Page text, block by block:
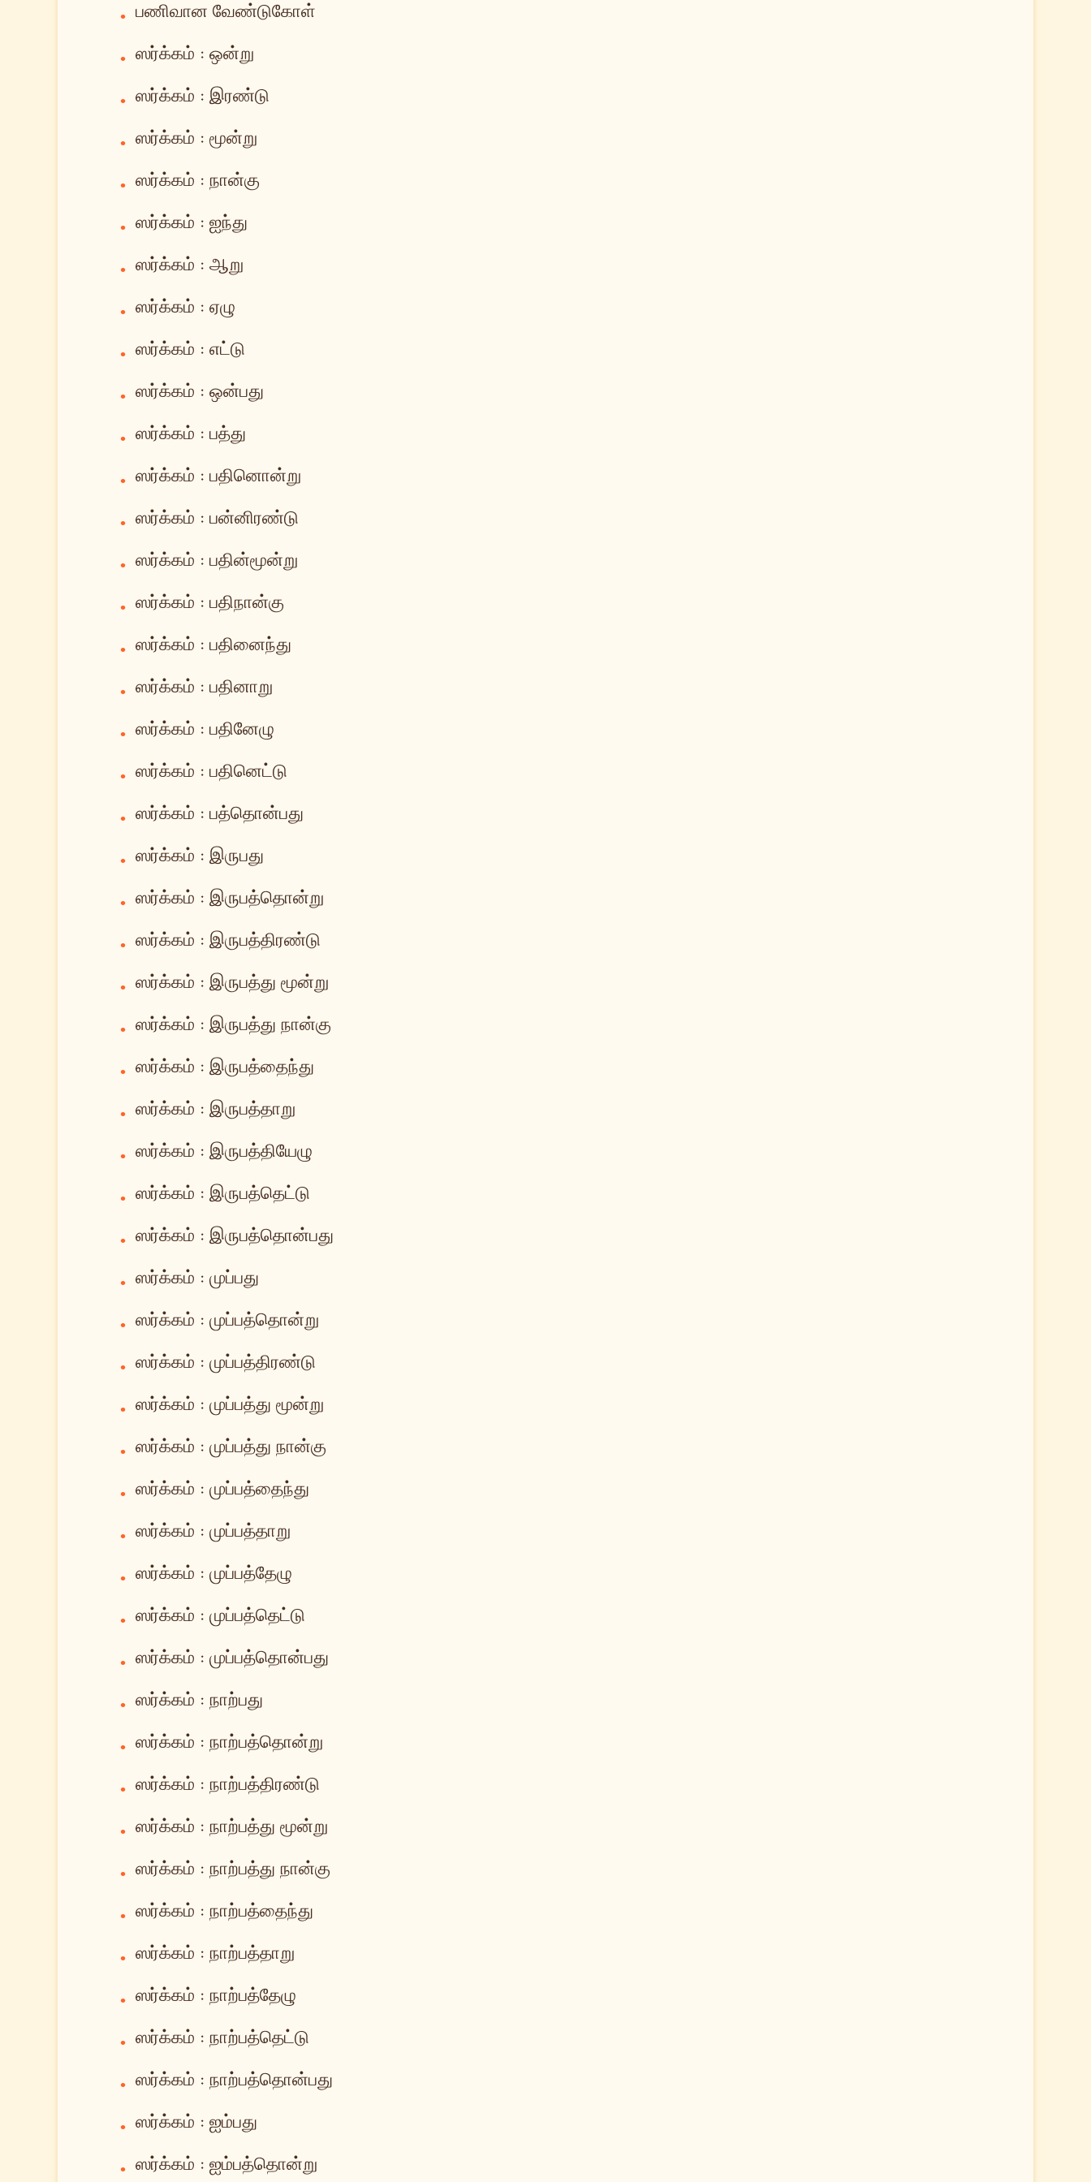
• பணிவான வேண்டுகோள்
• ஸர்க்கம் : ஒன்று
• ஸர்க்கம் : இரண்டு
• ஸர்க்கம் : மூன்று
• ஸர்க்கம் : நான்கு
• ஸர்க்கம் : ஐந்து
• ஸர்க்கம் : ஆறு
• ஸர்க்கம் : ஏழு
• ஸர்க்கம் : எட்டு
• ஸர்க்கம் : ஒன்பது
• ஸர்க்கம் : பத்து
• ஸர்க்கம் : பதினொன்று
• ஸர்க்கம் : பன்னிரண்டு
• ஸர்க்கம் : பதின்மூன்று
• ஸர்க்கம் : பதிநான்கு
• ஸர்க்கம் : பதினைந்து
• ஸர்க்கம் : பதினாறு
• ஸர்க்கம் : பதினேழு
• ஸர்க்கம் : பதினெட்டு
• ஸர்க்கம் : பத்தொன்பது
• ஸர்க்கம் : இருபது
• ஸர்க்கம் : இருபத்தொன்று
• ஸர்க்கம் : இருபத்திரண்டு
• ஸர்க்கம் : இருபத்து மூன்று
• ஸர்க்கம் : இருபத்து நான்கு
• ஸர்க்கம் : இருபத்தைந்து
• ஸர்க்கம் : இருபத்தாறு
• ஸர்க்கம் : இருபத்தியேழு
• ஸர்க்கம் : இருபத்தெட்டு
• ஸர்க்கம் : இருபத்தொன்பது
• ஸர்க்கம் : முப்பது
• ஸர்க்கம் : முப்பத்தொன்று
• ஸர்க்கம் : முப்பத்திரண்டு
• ஸர்க்கம் : முப்பத்து மூன்று
• ஸர்க்கம் : முப்பத்து நான்கு
• ஸர்க்கம் : முப்பத்தைந்து
• ஸர்க்கம் : முப்பத்தாறு
• ஸர்க்கம் : முப்பத்தேழு
• ஸர்க்கம் : முப்பத்தெட்டு
• ஸர்க்கம் : முப்பத்தொன்பது
• ஸர்க்கம் : நாற்பது
• ஸர்க்கம் : நாற்பத்தொன்று
• ஸர்க்கம் : நாற்பத்திரண்டு
• ஸர்க்கம் : நாற்பத்து மூன்று
• ஸர்க்கம் : நாற்பத்து நான்கு
• ஸர்க்கம் : நாற்பத்தைந்து
• ஸர்க்கம் : நாற்பத்தாறு
• ஸர்க்கம் : நாற்பத்தேழு
• ஸர்க்கம் : நாற்பத்தெட்டு
• ஸர்க்கம் : நாற்பத்தொன்பது
• ஸர்க்கம் : ஐம்பது
• ஸர்க்கம் : ஐம்பத்தொன்று